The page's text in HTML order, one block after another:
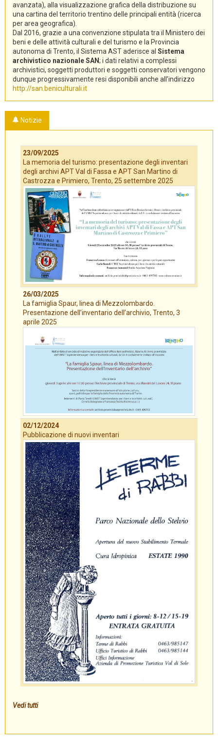
avanzata), alla visualizzazione grafica della distribuzione su
una cartina del territorio trentino delle principali entità (ricerca
per area geografica).
Dal 2016, grazie a una convenzione stipulata tra il Ministero dei
beni e delle attività culturali e del turismo e la Provincia
autonoma di Trento, il Sistema AST aderisce al Sistema
archivistico nazionale SAN; i dati relativi a complessi
archivistici, soggetti produttori e soggetti conservatori vengono
dunque progressivamente resi disponibili anche all’indirizzo
http://san.beniculturali.it
Notizie
23/09/2025
La memoria del turismo: presentazione degli inventari
degli archivi APT Val di Fassa e APT San Martino di
Castrozza e Primiero, Trento, 25 settembre 2025
26/03/2025
La famiglia Spaur, linea di Mezzolombardo.
Presentazione dell’inventario dell’archivio, Trento, 3
aprile 2025
02/12/2024
Pubblicazione di nuovi inventari
Vedi tutti